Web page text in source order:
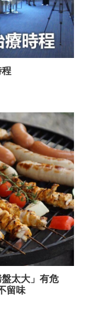
盤太大」有危
留味